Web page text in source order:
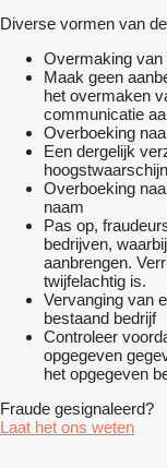
Diverse vormen van
Overmaking van
Maak geen
het overmaken
communicatie
Overboeking
Een dergelijk
Overboeking
naam
Pas op,
bedrijven,
aanbrengen.
twijfelachtig is.
Vervanging van
bestaand bedrijf
Controleer
opgegeven
het opgegeven
Fraude gesignaleerd?
Laat het ons weten